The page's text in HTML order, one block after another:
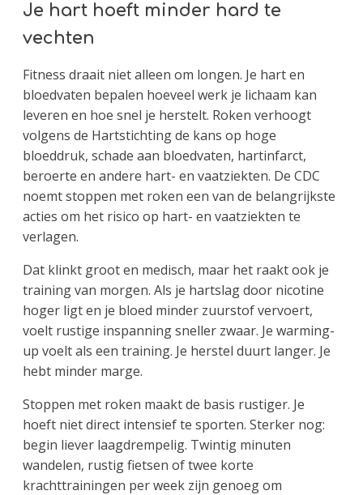
Je hart hoeft minder hard te
vechten
Fitness draait niet alleen om longen. Je hart en
bloedvaten bepalen hoeveel werk je lichaam kan
leveren en hoe snel je herstelt. Roken verhoogt
volgens de Hartstichting de kans op hoge
bloeddruk, schade aan bloedvaten, hartinfarct,
beroerte en andere hart- en vaatziekten. De CDC
noemt stoppen met roken een van de belangrijkste
acties om het risico op hart- en vaatziekten te
verlagen.
Dat klinkt groot en medisch, maar het raakt ook je
training van morgen. Als je hartslag door nicotine
hoger ligt en je bloed minder zuurstof vervoert,
voelt rustige inspanning sneller zwaar. Je warming-
up voelt als een training. Je herstel duurt langer. Je
hebt minder marge.
Stoppen met roken maakt de basis rustiger. Je
hoeft niet direct intensief te sporten. Sterker nog:
begin liever laagdrempelig. Twintig minuten
wandelen, rustig fietsen of twee korte
krachttrainingen per week zijn genoeg om